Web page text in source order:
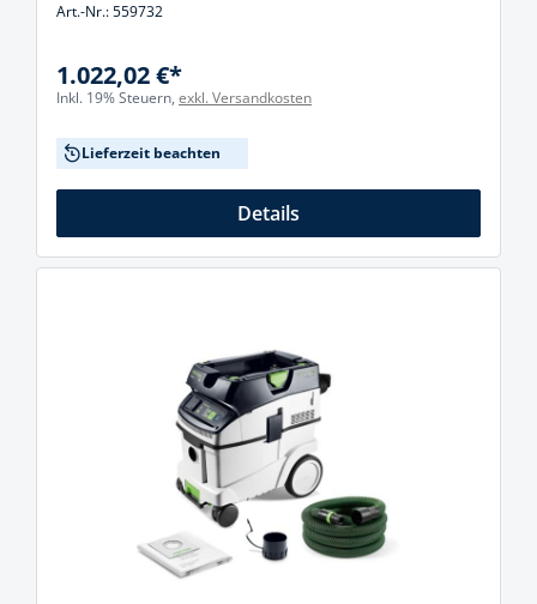
Art.-Nr.: 559732
1.022,02 €*
Inkl. 19% Steuern, exkl. Versandkosten
Lieferzeit beachten
Details